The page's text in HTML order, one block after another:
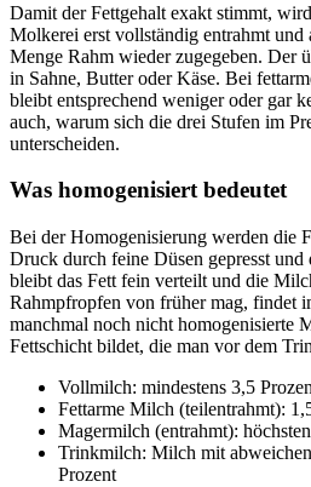
Damit der Fettgehalt exakt stimmt,
Molkerei erst vollständig entrahmt und
Menge Rahm wieder zugegeben. Der
in Sahne, Butter oder Käse. Bei
bleibt entsprechend weniger oder gar
auch, warum sich die drei Stufen im
unterscheiden.
Was homogenisiert bedeutet
Bei der Homogenisierung werden die
Druck durch feine Düsen gepresst
bleibt das Fett fein verteilt und die
Rahmpfropfen von früher mag, findet
manchmal noch nicht homogenisierte
Fettschicht bildet, die man vor dem
Vollmilch: mindestens 3,5
Fettarme Milch (teilentrahmt):
Magermilch (entrahmt):
Trinkmilch: Milch mit
Prozent